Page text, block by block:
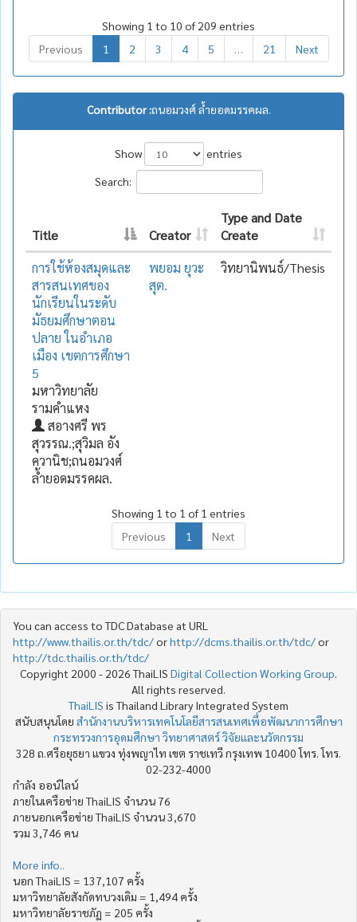
Showing 1 to 10 of 209 entries
Previous
1 2 3 4 5 21 Next
Contributor :ถนอมวงศ์ ล้ำยอดมรรคผล.
Show
entries
Search:
Title Creator
Type and Date
Create
การใช้ห้องสมุดและ
สารสนเทศของ
นักเรียนในระดับ
มัธยมศึกษาตอน
ปลาย ในอำเภอ
เมือง เขตการศึกษา
5
มหาวิทยาลัย
รามคำแหง
สอางศรี พร
สุวรรณ.;สุวิมล อัง
ควานิช;ถนอมวงศ์
ล้ำยอดมรรคผล.
พยอม ยุวะ
สุต.
วิทยานิพนธ์/Thesis
Showing 1 to 1 of 1 entries
Previous
1 Next
You can access to TDC Database at URL
http://www.thailis.or.th/tdc/orhttp://dcms.thailis.or.th/tdc/or
http://tdc.thailis.or.th/tdc/
Copyright 2000 - 2026 ThaiLIS Digital Collection Working Group
All rights reserved.
ThaiLIS is Thailand Library Integrated System
สนับสนุนโดย สำนักงานบริหารเทคโนโลยีสารสนเทศเพื่อพัฒนาการศึกษา
กระทรวงการอุดมศึกษา วิทยาศาสตร์ วิจัยและนวัตกรรม
328 ถ.ศรีอยุธยา แขวง ทุ่งพญาไท เขต ราชเทวี กรุงเทพ 10400 โทร. โทร.
02-232-4000
กำลัง ออน์ไลน์
ภายในเครือข่าย ThaiLIS จำนวน 76
ภายนอกเครือข่าย ThaiLIS จำนวน 3,670
รวม 3,746 คน
More info..
นอก ThaiLIS = 137,107 ครั้ง
มหาวิทยาลัยสังกัดทบวงเดิม = 1,494 ครั้ง
มหาวิทยาลัยราชภัฏ = 205 ครั้ง